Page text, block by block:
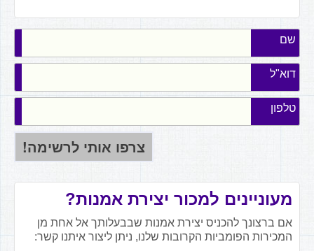
שם
דוא"ל
טלפון
מעוניינים למכור יצירת אמנות?
אם ברצונך להכניס יצירת אמנות שבבעלותך אל אחת מן
המכירות הפומביות הקרובות שלנו, ניתן ליצור איתנו קשר: